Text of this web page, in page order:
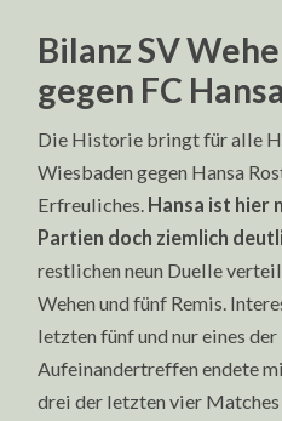
Bilanz SV
gegen FC
Die Historie bringt für alle
Wiesbaden gegen Hansa
Erfreuliches. Hansa ist hier
Partien doch ziemlich
restlichen neun Duelle
Wehen und fünf Remis.
letzten fünf und nur eines
Aufeinandertreffen endete
drei der letzten vier Matches